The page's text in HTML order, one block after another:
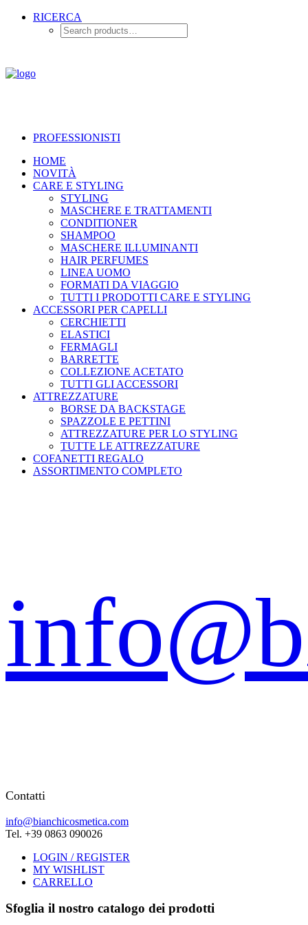
RICERCA
PROFESSIONISTI
HOME
NOVITÀ
CARE E STYLING
STYLING
MASCHERE E TRATTAMENTI
CONDITIONER
SHAMPOO
MASCHERE ILLUMINANTI
HAIR PERFUMES
LINEA UOMO
FORMATI DA VIAGGIO
TUTTI I PRODOTTI CARE E STYLING
ACCESSORI PER CAPELLI
CERCHIETTI
ELASTICI
FERMAGLI
BARRETTE
COLLEZIONE ACETATO
TUTTI GLI ACCESSORI
ATTREZZATURE
BORSE DA BACKSTAGE
SPAZZOLE E PETTINI
ATTREZZATURE PER LO STYLING
TUTTE LE ATTREZZATURE
COFANETTI REGALO
ASSORTIMENTO COMPLETO
Contatti
info@bianchicosmetica.com
Tel. +39 0863 090026
LOGIN / REGISTER
MY WISHLIST
CARRELLO
Sfoglia il nostro catalogo dei prodotti